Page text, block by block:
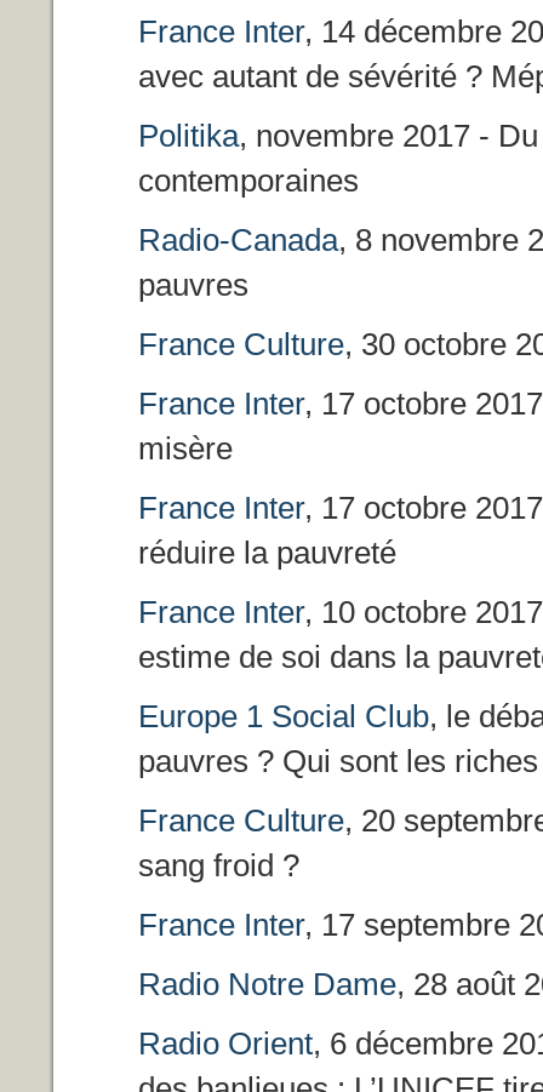
France Inter, 14 décembre
avec autant de sévérité ?
Politika, novembre 2017 -
contemporaines
Radio-Canada, 8 novembre
pauvres
France Culture, 30 octobre
France Inter, 17 octobre
misère
France Inter, 17 octobre
réduire la pauvreté
France Inter, 10 octobre
estime de soi dans la
Europe 1 Social Club, le
pauvres ? Qui sont les
France Culture, 20
sang froid ?
France Inter, 17 septembre
Radio Notre Dame, 28 août
Radio Orient, 6 décembre